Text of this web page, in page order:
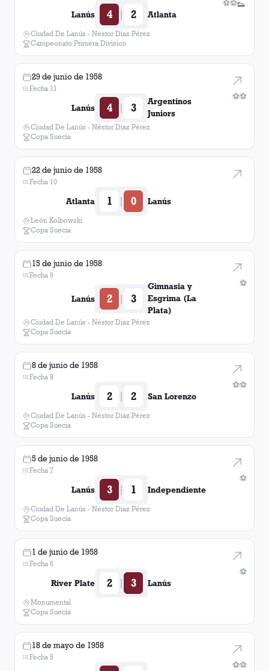
⚽⚽👟
Lanús
4 | 2 Atlanta
Ciudad De Lanús - Néstor Diaz Pérez
Campeonato Primera Division
⚽⚽
29 de junio de 1958
Fecha 11
Lanús 4 | 3
Argentinos
Juniors
Ciudad De Lanús - Néstor Diaz Pérez
Copa Suecia
22 de junio de 1958
Fecha 10
Atlanta 1 | 0 Lanús
León Kolbowski
Copa Suecia
⚽
15 de junio de 1958
Fecha 9
Lanús 2 | 3
Gimnasia y
Esgrima (La
Plata)
Ciudad De Lanús - Néstor Diaz Pérez
Copa Suecia
⚽⚽
8 de junio de 1958
Fecha 8
Lanús 2 | 2 San Lorenzo
Ciudad De Lanús - Néstor Diaz Pérez
Copa Suecia
⚽
5 de junio de 1958
Fecha 7
Lanús 3 | 1 Independiente
Ciudad De Lanús - Néstor Diaz Pérez
Copa Suecia
⚽
1 de junio de 1958
Fecha 6
River Plate 2 | 3 Lanús
Monumental
Copa Suecia
⚽⚽
18 de mayo de 1958
Fecha 5